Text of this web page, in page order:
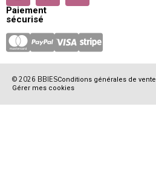
Paiement
sécurisé
© 2026 BBIESConditions générales de vente
Gérer mes cookies